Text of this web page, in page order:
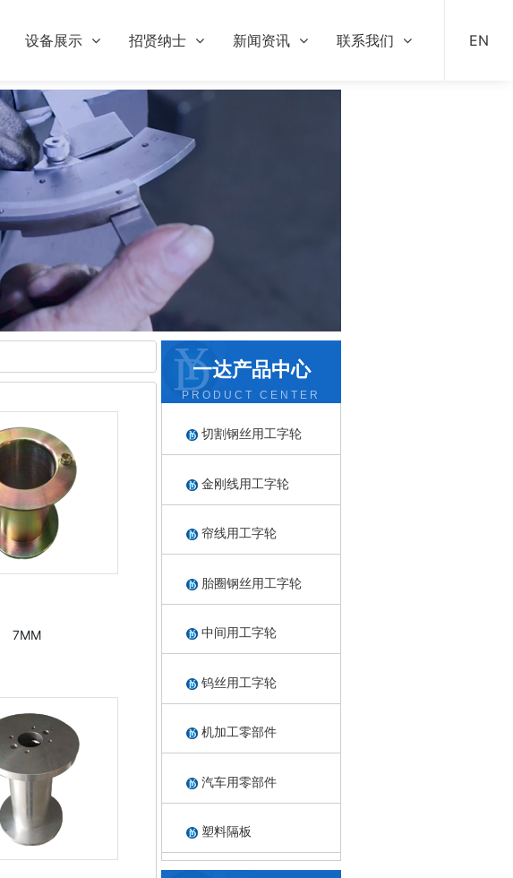
设备展示 招贤纳士 新闻资讯 联系我们 EN
7MM
一达产品中心
PRODUCT CENTER
切割钢丝用工字轮
金刚线用工字轮
帘线用工字轮
胎圈钢丝用工字轮
中间用工字轮
钨丝用工字轮
机加工零部件
汽车用零部件
塑料隔板